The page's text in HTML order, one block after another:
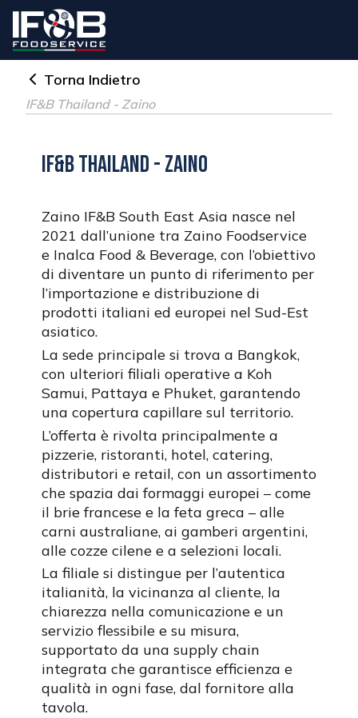
Torna Indietro
IF&B Thailand - Zaino
IF&B Thailand - Zaino
Zaino IF&B South East Asia nasce nel
2021 dall’unione tra Zaino Foodservice
e Inalca Food & Beverage, con l’obiettivo
di diventare un punto di riferimento per
l’importazione e distribuzione di
prodotti italiani ed europei nel Sud-Est
asiatico.
La sede principale si trova a Bangkok,
con ulteriori filiali operative a Koh
Samui, Pattaya e Phuket, garantendo
una copertura capillare sul territorio.
L’offerta è rivolta principalmente a
pizzerie, ristoranti, hotel, catering,
distributori e retail, con un assortimento
che spazia dai formaggi europei – come
il brie francese e la feta greca – alle
carni australiane, ai gamberi argentini,
alle cozze cilene e a selezioni locali.
La filiale si distingue per l’autentica
italianità, la vicinanza al cliente, la
chiarezza nella comunicazione e un
servizio flessibile e su misura,
supportato da una supply chain
integrata che garantisce efficienza e
qualità in ogni fase, dal fornitore alla
tavola.